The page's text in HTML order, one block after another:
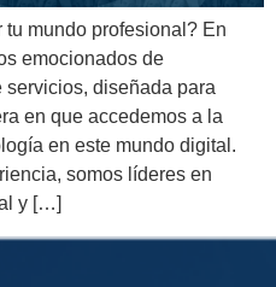
mundo profesional? En
emocionados de
servicios, diseñada para
en que accedemos a la
en este mundo digital.
somos líderes en
y […]